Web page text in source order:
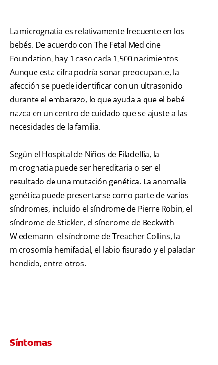
La micrognatia es relativamente frecuente en los
bebés. De acuerdo con The Fetal Medicine
Foundation, hay 1 caso cada 1,500 nacimientos.
Aunque esta cifra podría sonar preocupante, la
afección se puede identificar con un ultrasonido
durante el embarazo, lo que ayuda a que el bebé
nazca en un centro de cuidado que se ajuste a las
necesidades de la familia.
Según el Hospital de Niños de Filadelfia, la
micrognatia puede ser hereditaria o ser el
resultado de una mutación genética. La anomalía
genética puede presentarse como parte de varios
síndromes, incluido el síndrome de Pierre Robin, el
síndrome de Stickler, el síndrome de Beckwith-
Wiedemann, el síndrome de Treacher Collins, la
microsomía hemifacial, el labio fisurado y el paladar
hendido, entre otros.
Síntomas